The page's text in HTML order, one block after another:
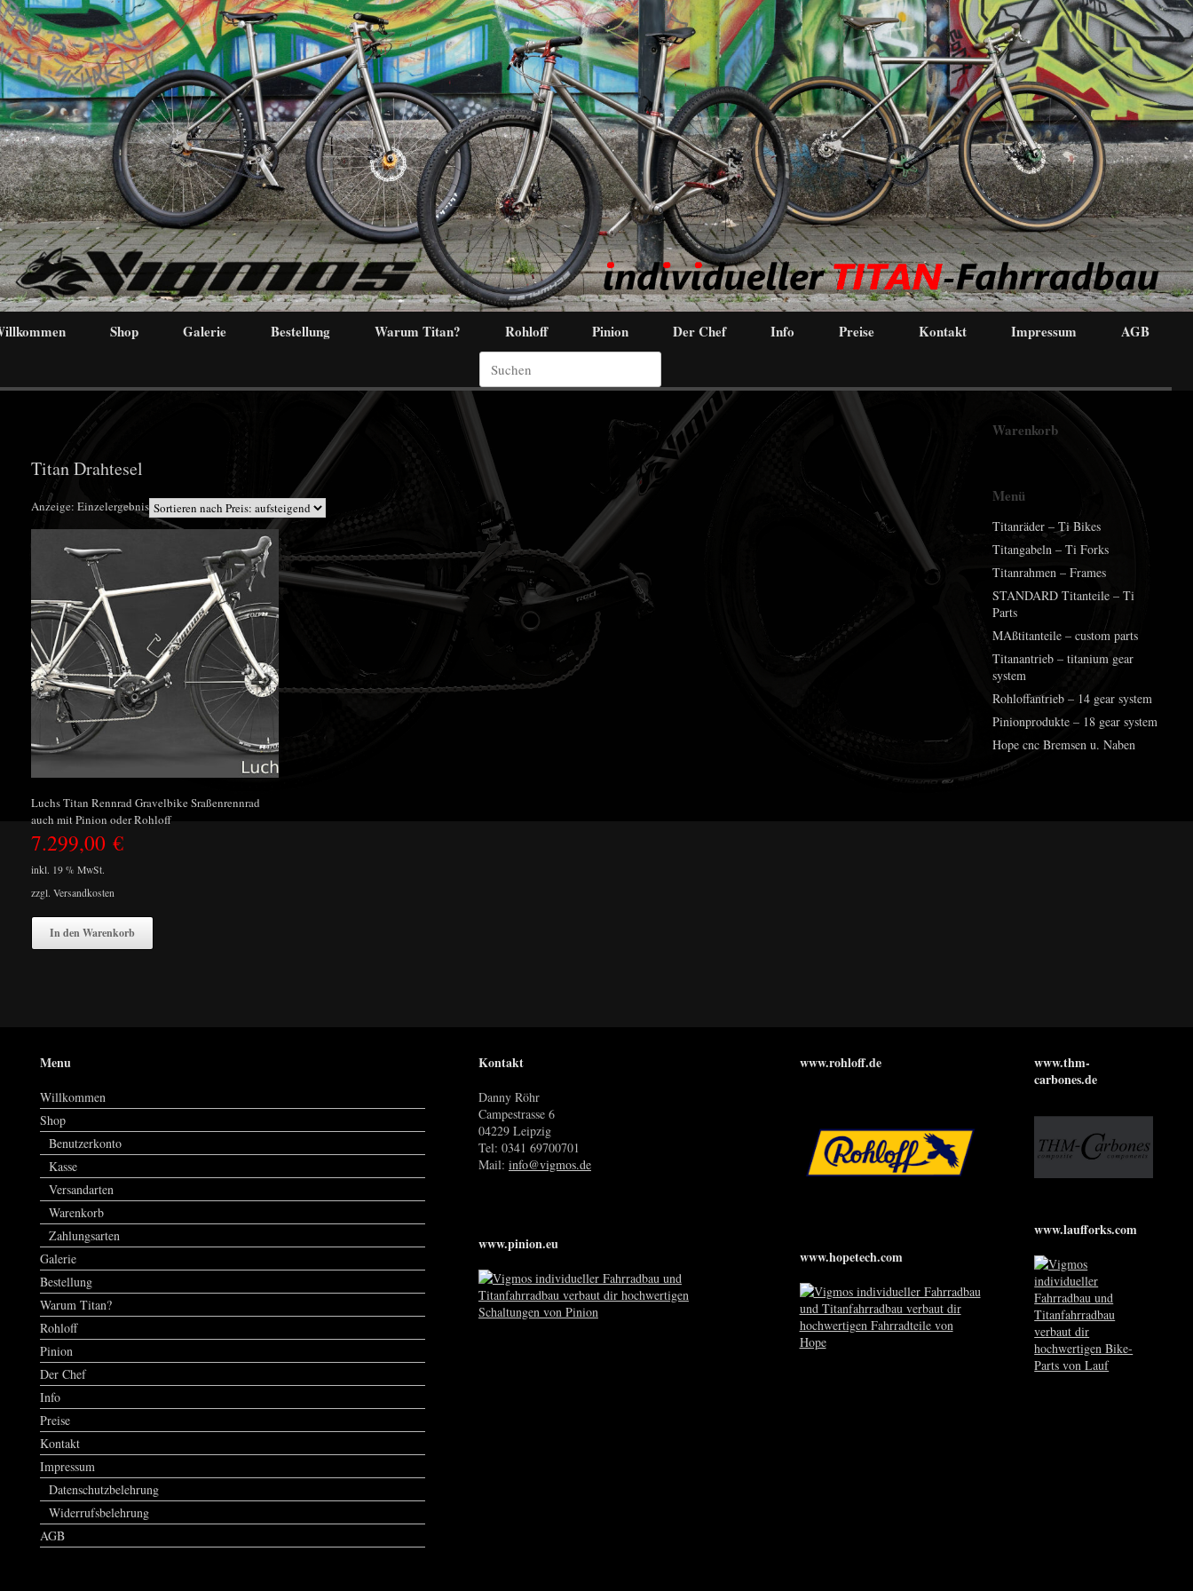
Shop Galerie Bestellung Warum Titan? Rohloff Pinion Der Chef Info Preise Kontakt Impressum AGB
Suchen
nach:
Titan Drahtesel
Anzeige: Einzelergebnis
Luchs Titan Rennrad Gravelbike Sraßenrennrad
auch mit Pinion oder Rohloff
7.299,00 €
inkl. 19 % MwSt.
zzgl. Versandkosten
In den Warenkorb
Warenkorb
Menü
Titanräder – Ti Bikes
Titangabeln – Ti Forks
Titanrahmen – Frames
STANDARD Titanteile – Ti
Parts
MAßtitanteile – custom parts
Titanantrieb – titanium gear
system
Rohloffantrieb – 14 gear system
Pinionprodukte – 18 gear system
Hope cnc Bremsen u. Naben
Menu
Willkommen
Shop
Benutzerkonto
Kasse
Versandarten
Warenkorb
Zahlungsarten
Galerie
Bestellung
Warum Titan?
Rohloff
Pinion
Der Chef
Info
Preise
Kontakt
Impressum
Datenschutzbelehrung
Widerrufsbelehrung
AGB
Kontakt
Danny Röhr
Campestrasse 6
04229 Leipzig
Tel: 0341 69700701
Mail: info@vigmos.de
www.pinion.eu
www.rohloff.de
www.hopetech.com
www.thm-
carbones.de
www.laufforks.com